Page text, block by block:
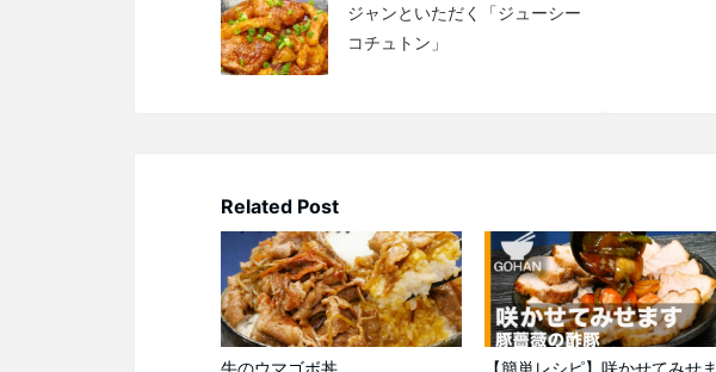
ジャンといただく「ジューシー
コチュトン」
Related Post